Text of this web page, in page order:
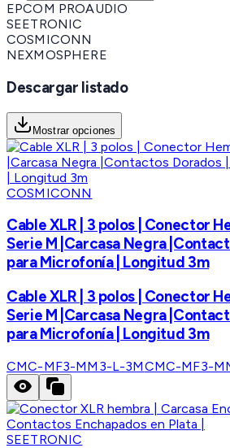
EPCOM PROAUDIO
SEETRONIC
COSMICONN
NEXMOSPHERE
Descargar listado
Mostrar opciones
COSMICONN
Cable XLR | 3 polos | Conector
Serie M |Carcasa Negra
para Microfonía | Longitud 3m
Cable XLR | 3 polos | Conector
Serie M |Carcasa Negra
para Microfonía | Longitud 3m
CMC-MF3-MM3-L-3MCMC-MF3-
SEETRONIC